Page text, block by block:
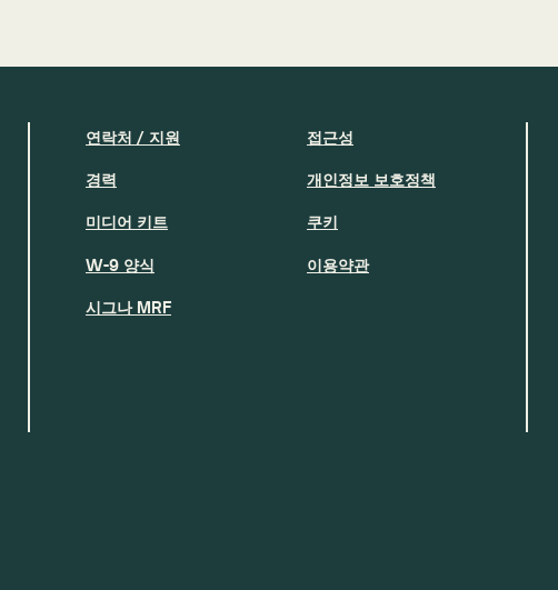
연락처 / 지원
경력
미디어 키트
W-9 양식
시그나 MRF
접근성
개인정보 보호정책
쿠키
이용약관